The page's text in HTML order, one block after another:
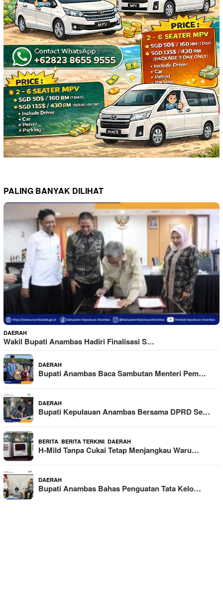
PALING BANYAK DILIHAT
DAERAH
Wakil Bupati Anambas Hadiri Finalisasi S…
DAERAH
Bupati Anambas Baca Sambutan Menteri Pem…
DAERAH
Bupati Kepulauan Anambas Bersama DPRD Se…
BERITA, BERITA TERKINI, DAERAH
H-Mild Tanpa Cukai Tetap Menjangkau Waru…
DAERAH
Bupati Anambas Bahas Penguatan Tata Kelo…